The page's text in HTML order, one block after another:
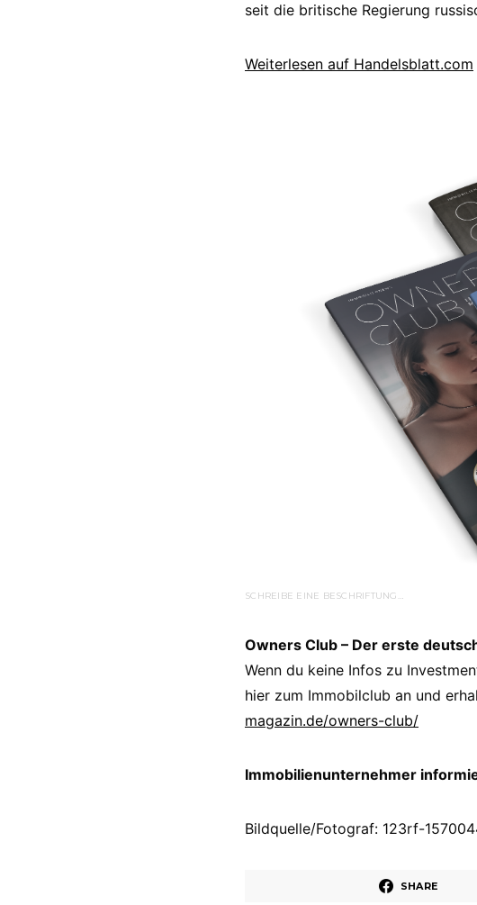
seit die britische Regierung
Weiterlesen auf Handelsblatt.com
SCHREIBE EINE BESCHRIFTUNG…
Owners Club – Der erste
Wenn du keine Infos zu
hier zum Immobilclub an und
magazin.de/owners-club/
Immobilienunternehmer
Bildquelle/Fotograf: 123rf-
SHARE